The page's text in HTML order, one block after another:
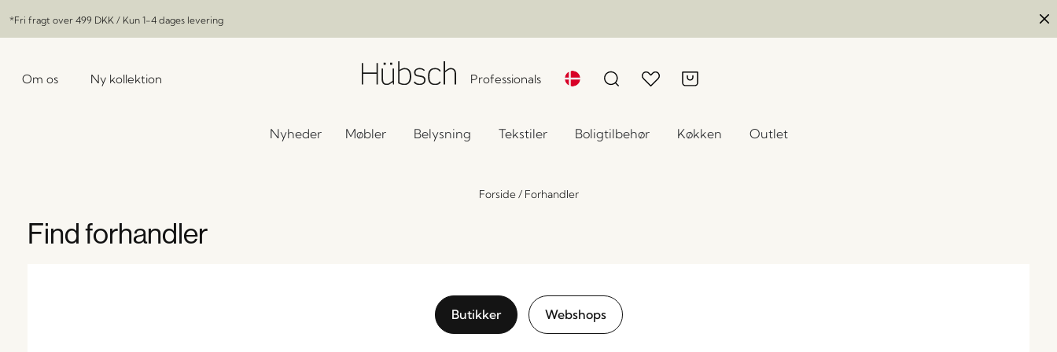
*Fri fragt over 499 DKK / Kun 1-4 dages levering
Om os Ny kollektion Professionals
Nyheder Møbler Belysning Tekstiler Boligtilbehør Køkken Outlet
Forside/ Forhandler
Find forhandler
Butikker Webshops